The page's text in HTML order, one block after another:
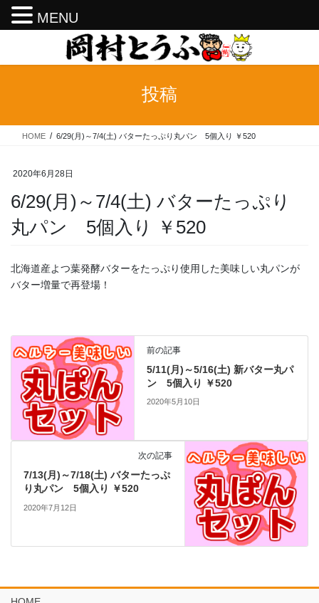
テ
ス
ゲ
ン
投稿
HOME 6/29(月)～7/4(土) バターたっぷり丸パン 5個入り ￥520
2020年6月28日
6/29(月)～7/4(土) バターたっぷり
丸パン 5個入り ￥520
北海道産よつ葉発酵バターをたっぷり使用した美味しい丸パンが
バター増量で再登場！
前の記事
5/11(月)～5/16(土) 新バター丸パ
ン 5個入り ￥520
2020年5月10日
次の記事
7/13(月)～7/18(土) バターたっぷ
り丸パン 5個入り ￥520
2020年7月12日
MENU